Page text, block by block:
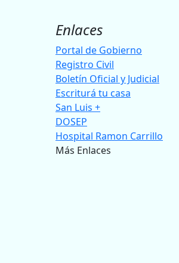
Enlaces
Portal de Gobierno
Registro Civil
Boletín Oficial y Judicial
Escriturá tu casa
San Luis +
DOSEP
Hospital Ramon Carrillo
Más Enlaces